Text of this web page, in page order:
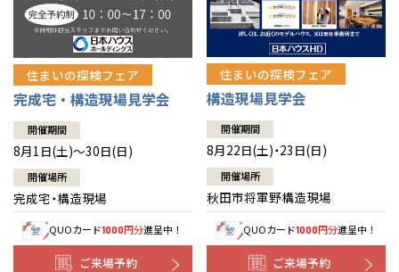
住まいの探検フェア
完成宅・構造現場見学会
開催期間
8月1日(土)～30日(日)
開催場所
完成宅・構造現場
QUOカード1000円分進呈中！
ご来場予約
住まいの探検フェア
構造現場見学会
開催期間
8月22日(土)・23日(日)
開催場所
秋田市将軍野構造現場
QUOカード1000円分進呈中！
ご来場予約
山口
徳島
高知
鹿児島
長崎
沖縄